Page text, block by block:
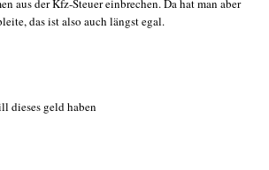
aus der Kfz-Steuer einbrechen. Da hat man aber
das ist also auch längst egal.
dieses geld haben